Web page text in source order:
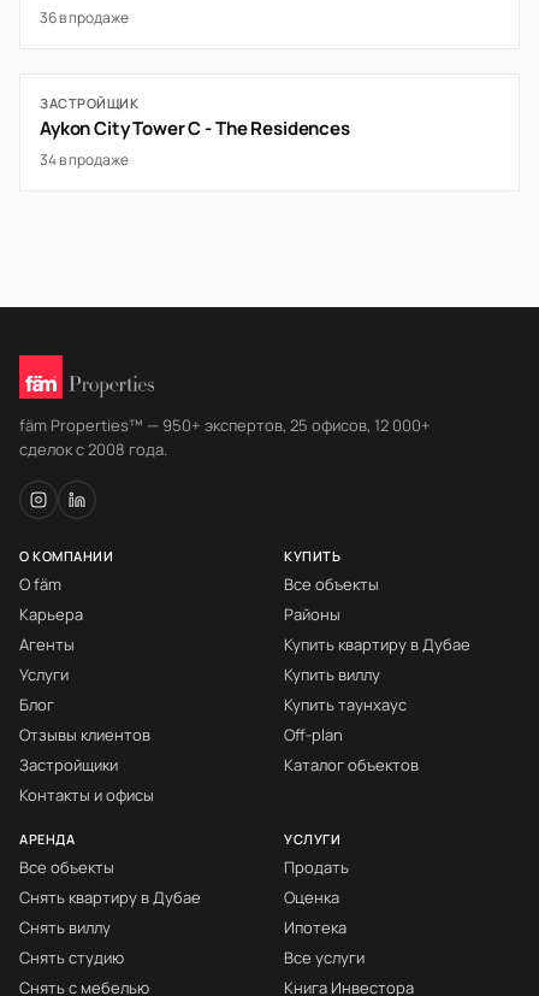
36 в продаже
ЗАСТРОЙЩИК
Aykon City Tower C - The Residences
34 в продаже
fäm Properties™ — 950+ экспертов, 25 офисов, 12 000+
сделок с 2008 года.
О КОМПАНИИ
О fäm
Карьера
Агенты
Услуги
Блог
Отзывы клиентов
Застройщики
Контакты и офисы
КУПИТЬ
Все объекты
Районы
Купить квартиру в Дубае
Купить виллу
Купить таунхаус
Off-plan
Каталог объектов
АРЕНДА
Все объекты
Снять квартиру в Дубае
Снять виллу
Снять студию
Снять с мебелью
УСЛУГИ
Продать
Оценка
Ипотека
Все услуги
Книга Инвестора